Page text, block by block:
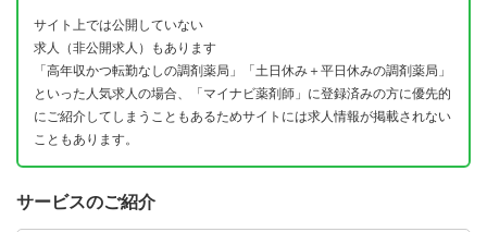
サイト上では公開していない
求人（非公開求人）もあります
「高年収かつ転勤なしの調剤薬局」「土日休み＋平日休みの調剤薬局」
といった人気求人の場合、「マイナビ薬剤師」に登録済みの方に優先的
にご紹介してしまうこともあるためサイトには求人情報が掲載されない
こともあります。
サービスのご紹介